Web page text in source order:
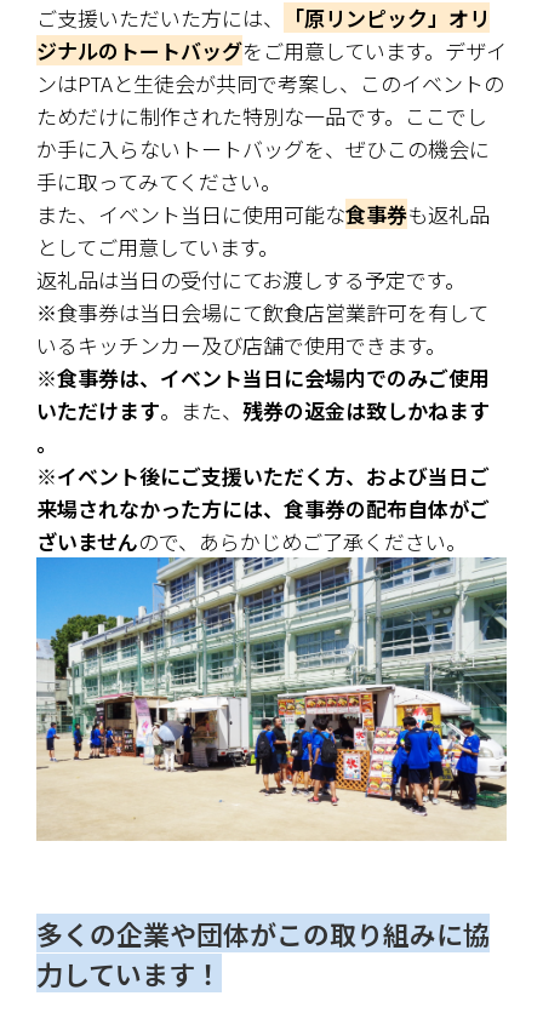
ご支援いただいた方には、
「原リンピック」オリ
ジナルのトートバッグをご用意しています。デザイ
ンはPTAと生徒会が共同で考案し、このイベントの
ためだけに制作された特別な一品です。ここでし
か手に入らないトートバッグを、ぜひこの機会に
手に取ってみてください。
また、イベント当日に使用可能な食事券も返礼品
としてご用意しています。
返礼品は当日の受付にてお渡しする予定です。
※食事券は当日会場にて飲食店営業許可を有して
いるキッチンカー及び店舗で使用できます。
※食事券は、イベント当日に会場内でのみご使用
いただけます。また、 残券の返金は致しかねます
。
※イベント後にご支援いただく方、および当日ご
来場されなかった方には、食事券の配布自体がご
ざいませんので、あらかじめご了承ください。
多くの企業や団体がこの取り組みに協
力しています！